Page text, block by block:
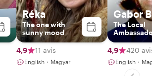
Réka
The one with
sunny mood
4,9 11 avis
English・Magyar
Gabor
The Local
4,9 420
English・